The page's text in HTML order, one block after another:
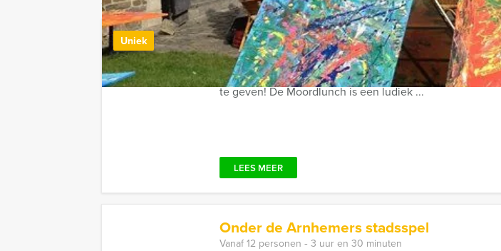
Moordlunch in Arnhem
Uniek
Vanaf 10 personen ‐ 4 uur
Groepsthriller van de bovenste plank en een goed
te geven! De Moordlunch is een ludiek ...
LEES MEER
Onder de Arnhemers stadsspel
Vanaf 12 personen ‐ 3 uur en 30 minuten